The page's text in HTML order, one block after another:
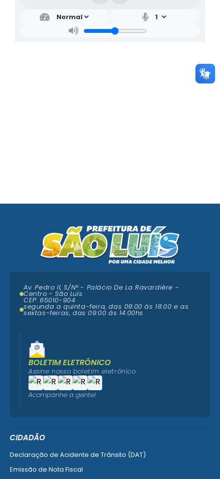
CIDADÃO
Declaração de Acidente de Trânsito (DAT)
Emissão de Nota Fiscal
Av. Pedro II, S/N° - Palácio De La Ravardière -
Centro - São Luís
CEP: 65010-904
segunda a quinta-feira, das 09:00 ás 18:00 e as
sextas-feiras, das 09:00 às 14:00hs
BOLETIM ELETRÔNICO
Assine nosso boletim eletrônico
Acompanhe a gente!